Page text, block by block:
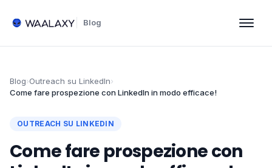
Blog
Blog›Outreach su LinkedIn›
Come fare prospezione con LinkedIn in modo efficace!
OUTREACH SU LINKEDIN
Come fare prospezione con